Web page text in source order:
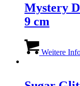
Mystery
9 cm
Weitere